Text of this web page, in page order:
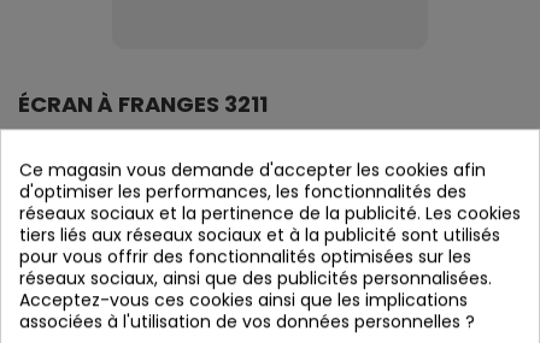
ÉCRAN À FRANGES 3211
En stock
ÉCRAN DE PINCE E27
10 x 25 x 18
Ce magasin vous demande d'accepter les cookies afin
d'optimiser les performances, les fonctionnalités des
réseaux sociaux et la pertinence de la publicité. Les cookies
tiers liés aux réseaux sociaux et à la publicité sont utilisés
pour vous offrir des fonctionnalités optimisées sur les
réseaux sociaux, ainsi que des publicités personnalisées.
Acceptez-vous ces cookies ainsi que les implications
associées à l'utilisation de vos données personnelles ?